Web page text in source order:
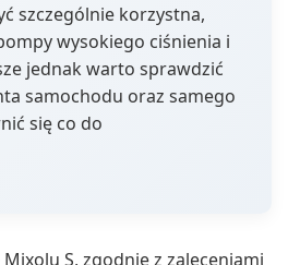
szczególnie korzystna,
wysokiego ciśnienia i
jednak warto sprawdzić
samochodu oraz samego
się co do
S, zgodnie z zaleceniami